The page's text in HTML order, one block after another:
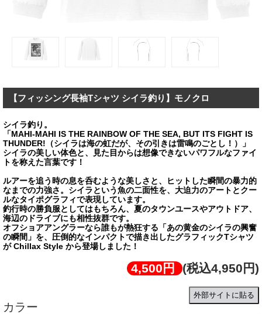
【フィッシング長袖Tシャツ シイラ釣り】モノクロ
シイラ釣り。
「MAHI-MAHI IS THE RAINBOW OF THE SEA, BUT ITS FIGHT IS
THUNDER!（シイラは海の虹だが、その引きは雷鳴のごとし！）」
シイラの美しい体色と、見た目からは想像できないパワフルなファイ
トを称えた言葉です！
ルアーを追う時の息を呑むような美しさと、ヒットした瞬間の暴力的
なまでの力強さ。シイラという魚の二面性を、大迫力のアートとクー
ルなタイポグラフィで表現しています。
釣行時の勝負服としてはもちろん、夏のタウンユースやアウトドア、
海辺のドライブにも相性抜群です。
オフショアアングラーなら誰もが熱狂する「あの黄金のシイラの興奮
の瞬間」を、圧倒的なインパクトで描き出したグラフィックTシャツ
が Chillax Style から登場しました！
4,500円 (税込4,950円)
外部サイトに貼る
カラー